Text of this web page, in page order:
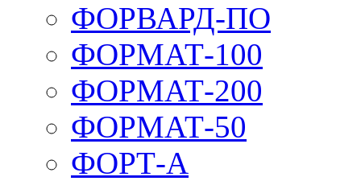
ФОРВАРД-ПО
ФОРМАТ-100
ФОРМАТ-200
ФОРМАТ-50
ФОРТ-А